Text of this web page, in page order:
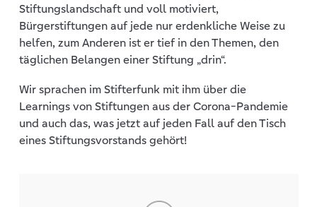
Stiftungslandschaft und voll motiviert,
Bürgerstiftungen auf jede nur erdenkliche Weise zu
helfen, zum Anderen ist er tief in den Themen, den
täglichen Belangen einer Stiftung „drin“.
Wir sprachen im Stifterfunk mit ihm über die
Learnings von Stiftungen aus der Corona-Pandemie
und auch das, was jetzt auf jeden Fall auf den Tisch
eines Stiftungsvorstands gehört!